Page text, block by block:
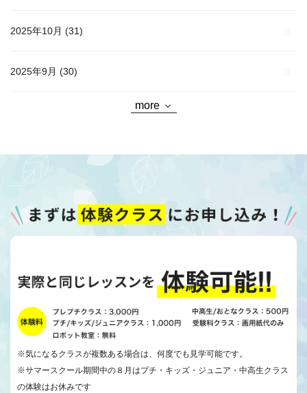
2025年10月 (31)
2025年9月 (30)
more
※気になるクラスが複数ある場合は、何度でも見学可能です。
※サマースクール期間中の８月はプチ・キッズ・ジュニア・中高生クラス
の体験はお休みです